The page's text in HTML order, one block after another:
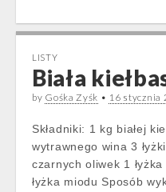
LISTY
Biała
by Gośka Zyśk • 16 stycznia
Składniki: 1 kg białej
wytrawnego wina 3
czarnych oliwek 1
łyżka miodu Sposób